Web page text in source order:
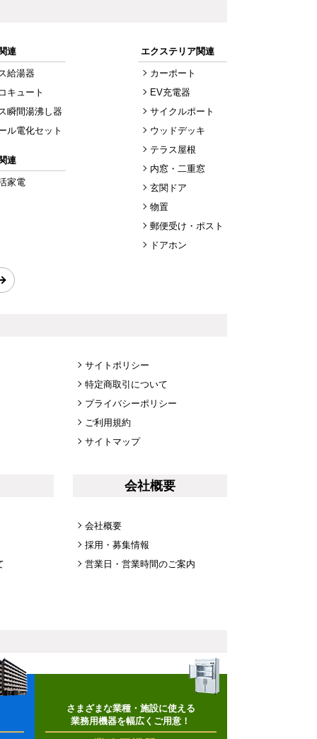
連
給湯器
キュート
瞬間湯沸し器
ル電化セット
連
家電
エクステリア関連
カーポート
EV充電器
サイクルポート
ウッドデッキ
テラス屋根
内窓・二重窓
玄関ドア
物置
郵便受け・ポスト
ドアホン
サイトポリシー
特定商取引について
プライバシーポリシー
ご利用規約
サイトマップ
会社概要
会社概要
採用・募集情報
営業日・営業時間のご案内
さまざまな業種・施設に使える
業務用機器を幅広くご用意！